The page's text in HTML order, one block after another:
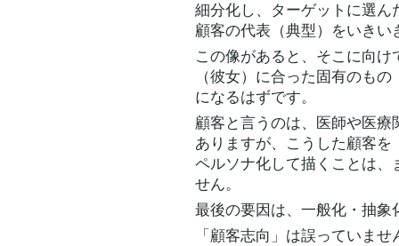
細分化し、ターゲットに選ん
顧客の代表（典型）をいき
この像があると、そこに向
（彼女）に合った固有のもの
になるはずです。
顧客と言うのは、医師や医
ありますが、こうした顧客を
ペルソナ化して描くことは
せん。
最後の要因は、一般化・抽象
「顧客志向」は誤っていま